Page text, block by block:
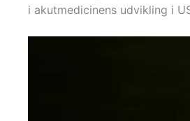
i akutmedicinens udvikling i